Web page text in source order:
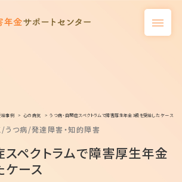
給事例 心の病気 うつ病・自閉症スペクトラムで障害厚生年金3級を受給したケース
うつ病 発達障害・知的障害
スペクトラムで障害厚生年金
ケース